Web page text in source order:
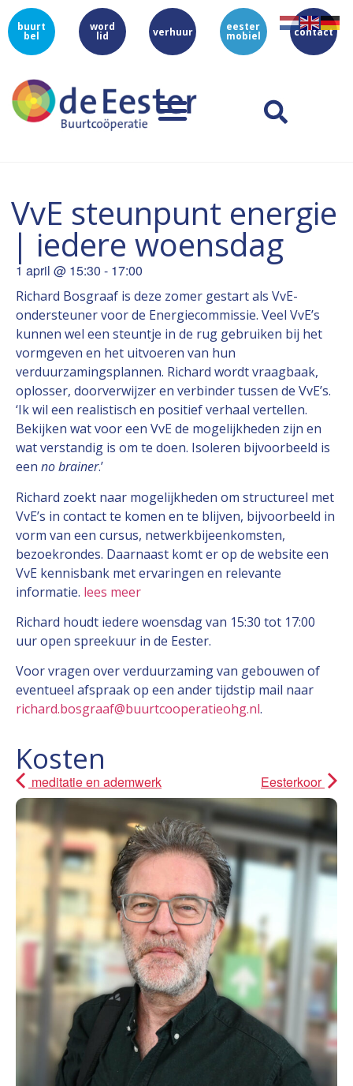
buurt
bel
word
lid verhuur eester
mobiel contact
VvE steunpunt energie
| iedere woensdag
1 april @ 15:30 - 17:00
Richard Bosgraaf is deze zomer gestart als VvE-
ondersteuner voor de Energiecommissie. Veel VvE’s
kunnen wel een steuntje in de rug gebruiken bij het
vormgeven en het uitvoeren van hun
verduurzamingsplannen. Richard wordt vraagbaak,
oplosser, doorverwijzer en verbinder tussen de VvE’s.
‘Ik wil een realistisch en positief verhaal vertellen.
Bekijken wat voor een VvE de mogelijkheden zijn en
wat verstandig is om te doen. Isoleren bijvoorbeeld is
een no brainer.’
Richard zoekt naar mogelijkheden om structureel met
VvE’s in contact te komen en te blijven, bijvoorbeeld in
vorm van een cursus, netwerkbijeenkomsten,
bezoekrondes. Daarnaast komt er op de website een
VvE kennisbank met ervaringen en relevante
informatie. lees meer
Richard houdt iedere woensdag van 15:30 tot 17:00
uur open spreekuur in de Eester.
Voor vragen over verduurzaming van gebouwen of
eventueel afspraak op een ander tijdstip mail naar
richard.bosgraaf@buurtcooperatieohg.nl.
Kosten
meditatie en ademwerk Eesterkoor